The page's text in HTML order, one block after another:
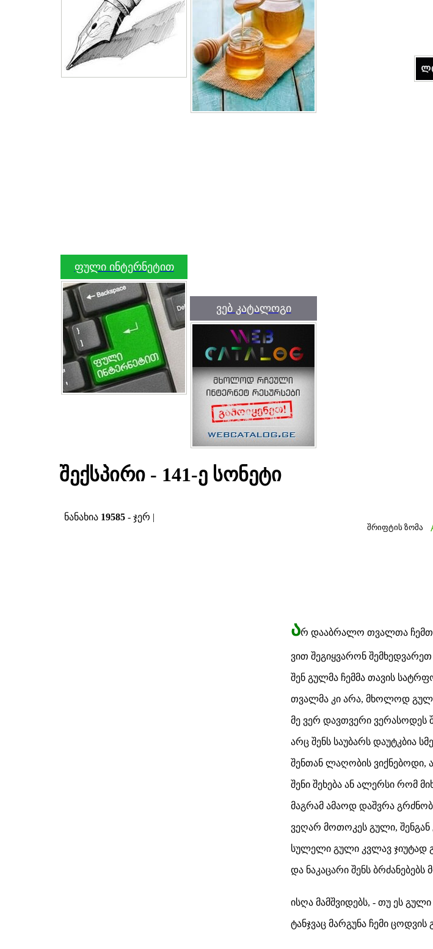
ფული ინტერნეტით
ვებ კატალოგი
შექსპირი - 141-ე სონეტი
ნანახია 19585 - ჯერ |
შრიფტის ზომა
არ დააბრალო თვალთა
ვით შეგიყვარონ
შენ გულმა ჩემმა თავის
თვალმა კი არა, მხოლოდ
მე ვერ დავთვერი ვერასოდეს
არც შენს საუბარს დაუტკბია
შენთან ლაღობის ვიქნებოდი,
შენი შეხება ან ალერსი რომ
მაგრამ ამაოდ დაშვრა
ვეღარ მოთოკეს გული, შენგან
სულელი გული კვლავ ჯიუტად
და ნაკაცარი შენს ბრძანებებს
ისღა მამშვიდებს, - თუ ეს
ტანჯვაც მარგუნა ჩემი ცოდვის